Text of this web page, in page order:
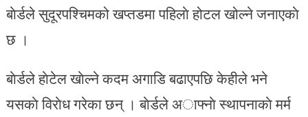
बाेर्डले सुदूरपश्चिमको खप्तडमा पहिलाे होटल खोल्ने जनाएकाे
छ ।
बाेर्डले हाेटेल खाेल्ने कदम अगाडि बढाएपछि केहीले भने
यसकाे विराेध गरेका छन् । बाेर्डले अाफ्नाे स्थापनाकाे मर्म